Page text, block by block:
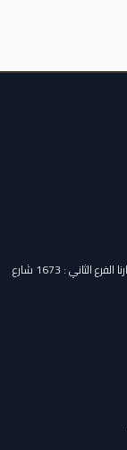
الفرع الاول : زهراء المعادي الطريق الدائري كومباوند اشجار دارنا الفرع الثاني : 1673 شارع